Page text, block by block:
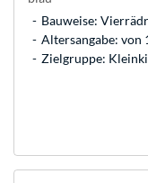
Bauweise:
Altersangabe: von
Zielgruppe: